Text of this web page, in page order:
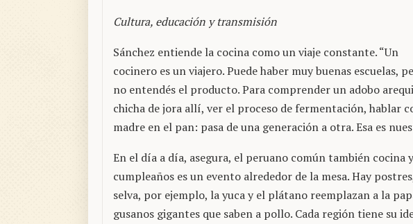
Cultura, educación y transmisión
Sánchez entiende la cocina como un viaje constante. “Un
cocinero es un viajero. Puede haber muy buenas escuelas,
no entendés el producto. Para comprender un adobo
chicha de jora allí, ver el proceso de fermentación, hablar
madre en el pan: pasa de una generación a otra. Esa es
En el día a día, asegura, el peruano común también cocina
cumpleaños es un evento alrededor de la mesa. Hay
selva, por ejemplo, la yuca y el plátano reemplazan a la
gusanos gigantes que saben a pollo. Cada región tiene su